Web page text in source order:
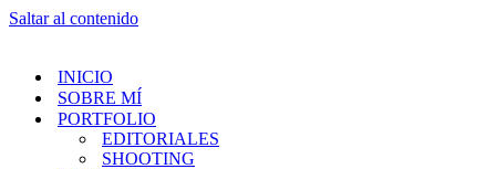
Saltar al contenido
INICIO
SOBRE MÍ
PORTFOLIO
EDITORIALES
SHOOTING